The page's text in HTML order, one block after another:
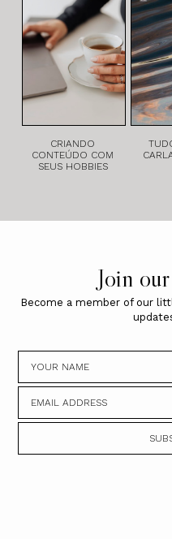
CRIANDO
CONTEÚDO COM
SEUS HOBBIES
Join
Become a member of our